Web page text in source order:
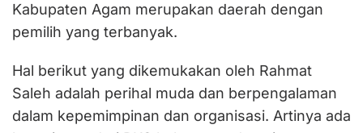
Kabupaten Agam merupakan daerah dengan
pemilih yang terbanyak.
Hal berikut yang dikemukakan oleh Rahmat
Saleh adalah perihal muda dan berpengalaman
dalam kepemimpinan dan organisasi. Artinya ada